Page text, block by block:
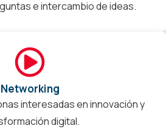
e intercambio de ideas.
Networking
interesadas en innovación y
digital.